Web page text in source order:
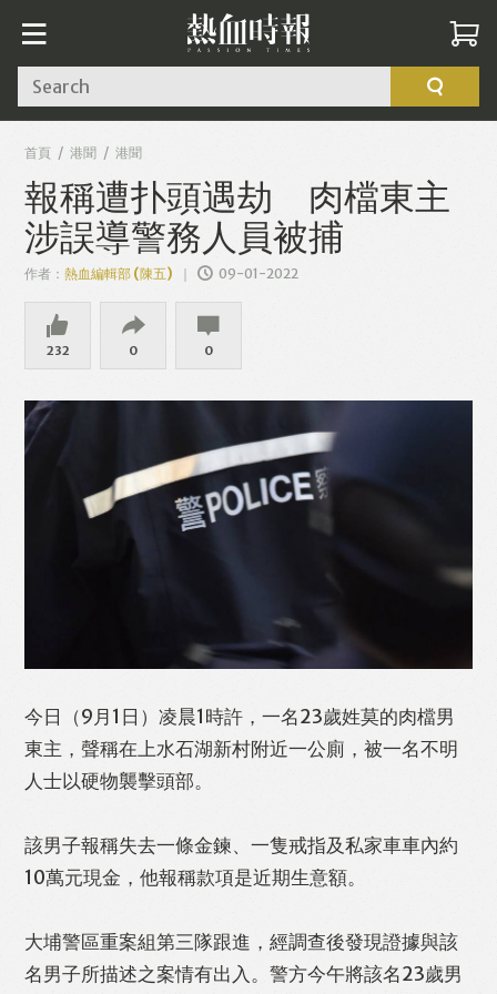
Like Facebook
Search
首頁 港聞 港聞
報稱遭扑頭遇劫 肉檔東主
涉誤導警務人員被捕
作者：熱血編輯部 (陳五) 09-01-2022
232 0 0
今日（9月1日）凌晨1時許，一名23歲姓莫的肉檔男
東主，聲稱在上水石湖新村附近一公廁，被一名不明
人士以硬物襲擊頭部。
該男子報稱失去一條金鍊、一隻戒指及私家車車內約
10萬元現金，他報稱款項是近期生意額。
大埔警區重案組第三隊跟進，經調查後發現證據與該
名男子所描述之案情有出入。警方今午將該名23歲男